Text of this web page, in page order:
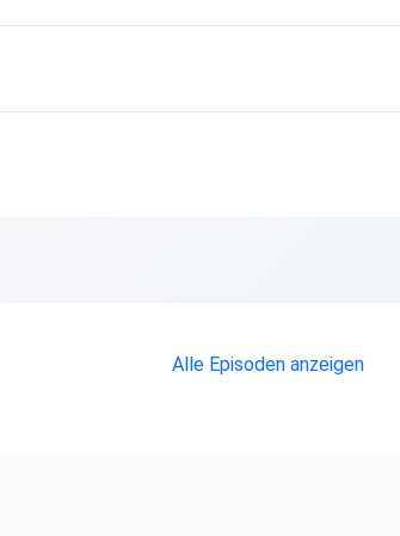
Alle Episoden anzeigen